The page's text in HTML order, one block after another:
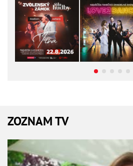
ZOZNAM TV